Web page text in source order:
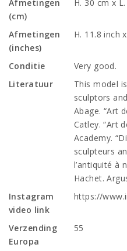
Afmetingen
(cm)
H. 30 cm x
Afmetingen
(inches)
H. 11.8 inch
Conditie
Very good.
Literatuur
This model
sculptors
Abage. “Art
Catley. “Art
Academy.
sculpteurs
l’antiquité à
Hachet.
Instagram
video link
https://
Verzending
Europa
55